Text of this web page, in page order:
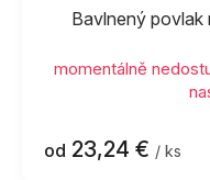
Bavlnený
momentálně
od 23,24 € / ks